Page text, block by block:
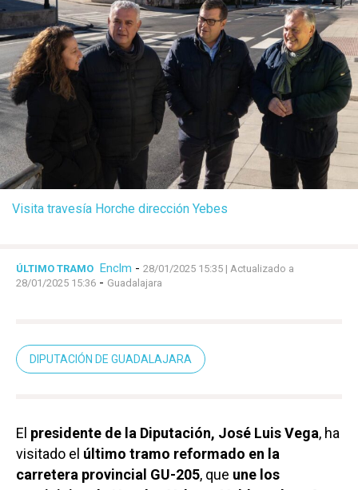
Visita travesía Horche dirección Yebes
ÚLTIMO TRAMO Enclm - 28/01/2025 15:35 | Actualizado a
28/01/2025 15:36 - Guadalajara
DIPUTACIÓN DE GUADALAJARA
El presidente de la Diputación, José Luis Vega, ha
visitado el último tramo reformado en la
carretera provincial GU-205, que une los